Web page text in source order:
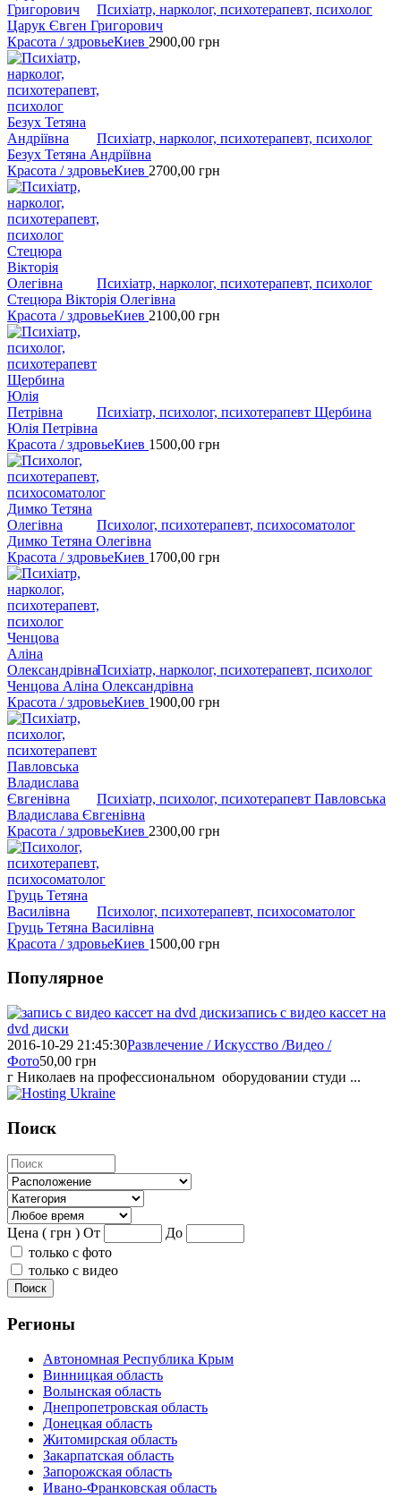
Психіатр, нарколог, психотерапевт, психолог
Царук Євген Григорович
Красота / здровьеКиев 2900,00 грн
Психіатр, нарколог, психотерапевт, психолог
Безух Тетяна Андріївна
Красота / здровьеКиев 2700,00 грн
Психіатр, нарколог, психотерапевт, психолог
Стецюра Вікторія Олегівна
Красота / здровьеКиев 2100,00 грн
Психіатр, психолог, психотерапевт Щербина
Юлія Петрівна
Красота / здровьеКиев 1500,00 грн
Психолог, психотерапевт, психосоматолог
Димко Тетяна Олегівна
Красота / здровьеКиев 1700,00 грн
Психіатр, нарколог, психотерапевт, психолог
Ченцова Аліна Олександрівна
Красота / здровьеКиев 1900,00 грн
Психіатр, психолог, психотерапевт Павловська
Владислава Євгенівна
Красота / здровьеКиев 2300,00 грн
Психолог, психотерапевт, психосоматолог
Груць Тетяна Василівна
Красота / здровьеКиев 1500,00 грн
Популярное
запись с видео кассет на
dvd диски
2016-10-29 21:45:30Развлечение / Искусство /Видео /
Фото50,00 грн
г Николаев на профессиональном оборудовании студи ...
Поиск
Цена ( грн ) От
До
только с фото
только с видео
Поиск
Регионы
Автономная Республика Крым
Винницкая область
Волынская область
Днепропетровская область
Донецкая область
Житомирская область
Закарпатская область
Запорожская область
Ивано-Франковская область